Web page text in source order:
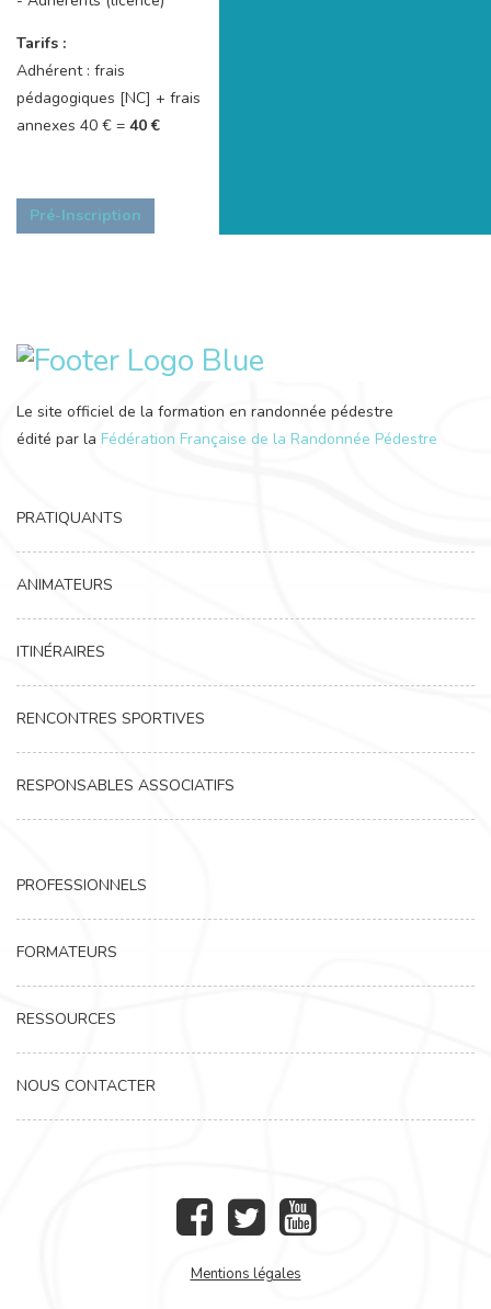
Tarifs :
Adhérent : frais
pédagogiques [NC] + frais
annexes 40 € = 40 €
Pré-Inscription
Le site officiel de la formation en randonnée pédestre
édité par la Fédération Française de la Randonnée Pédestre
PRATIQUANTS
ANIMATEURS
ITINÉRAIRES
RENCONTRES SPORTIVES
RESPONSABLES ASSOCIATIFS
PROFESSIONNELS
FORMATEURS
RESSOURCES
NOUS CONTACTER
Mentions légales